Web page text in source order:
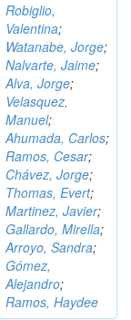
Robiglio,
Valentina;
Watanabe, Jorge;
Nalvarte, Jaime;
Alva, Jorge;
Velasquez,
Manuel;
Ahumada, Carlos;
Ramos, Cesar;
Chávez, Jorge;
Thomas, Evert;
Martinez, Javier;
Gallardo, Mirella;
Arroyo, Sandra;
Gómez,
Alejandro;
Ramos, Haydee